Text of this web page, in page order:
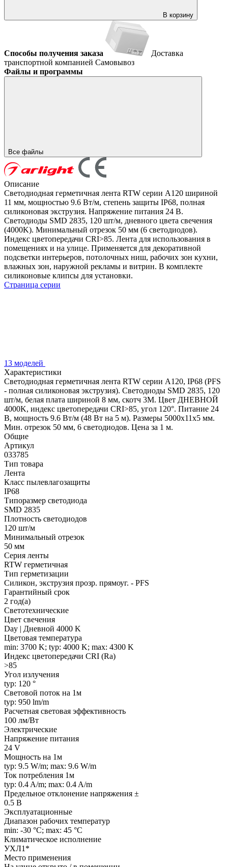
В корзину
Способы получения заказа
Доставка
транспортной компанией Самовывоз
Файлы и программы
Все файлы
Описание
Светодиодная герметичная лента RTW серии A120 шириной
11 мм, мощностью 9.6 Вт/м, степень защиты IP68, полная
силиконовая экструзия. Напряжение питания 24 В.
Светодиоды SMD 2835, 120 шт/м, дневного цвета свечения
(4000K). Минимальный отрезок 50 мм (6 светодиодов).
Индекс цветопередачи CRI>85. Лента для использования в
помещениях и на улице. Применяется для декоративной
подсветки интерьеров, потолочных ниш, рабочих зон кухни,
влажных зон, наружной рекламы и витрин. В комплекте
силиконовые клипсы для установки.
Страница серии
13 моделей
Характеристики
Светодиодная герметичная лента RTW серии A120, IP68 (PFS
- полная силиконовая экструзия). Светодиоды SMD 2835, 120
шт/м, белая плата шириной 8 мм, скотч 3M. Цвет ДНЕВНОЙ
4000K, индекс цветопередачи CRI>85, угол 120°. Питание 24
В, мощность 9.6 Вт/м (48 Вт на 5 м). Размеры 5000x11x5 мм.
Мин. отрезок 50 мм, 6 светодиодов. Цена за 1 м.
Общие
Артикул
033785
Тип товара
Лента
Класс пылевлагозащиты
IP68
Типоразмер светодиода
SMD 2835
Плотность светодиодов
120 шт/м
Минимальный отрезок
50 мм
Серия ленты
RTW герметичная
Тип герметизации
Силикон, экструзия прозр. прямоуг. - PFS
Гарантийный срок
2 год(а)
Светотехнические
Цвет свечения
Day | Дневной 4000 K
Цветовая температура
min: 3700 K; typ: 4000 K; max: 4300 K
Индекс цветопередачи CRI (Ra)
>85
Угол излучения
typ: 120 °
Световой поток на 1м
typ: 950 lm/m
Расчетная световая эффективность
100 лм/Вт
Электрические
Напряжение питания
24 V
Мощность на 1м
typ: 9.5 W/m; max: 9.6 W/m
Ток потребления 1м
typ: 0.4 A/m; max: 0.4 A/m
Предельное отклонение напряжения ±
0.5 В
Эксплуатационные
Диапазон рабочих температур
min: -30 °C; max: 45 °C
Климатическое исполнение
УХЛ1*
Место применения